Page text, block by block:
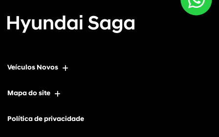
Veículos Novos
Mapa do site
Política de privacidade